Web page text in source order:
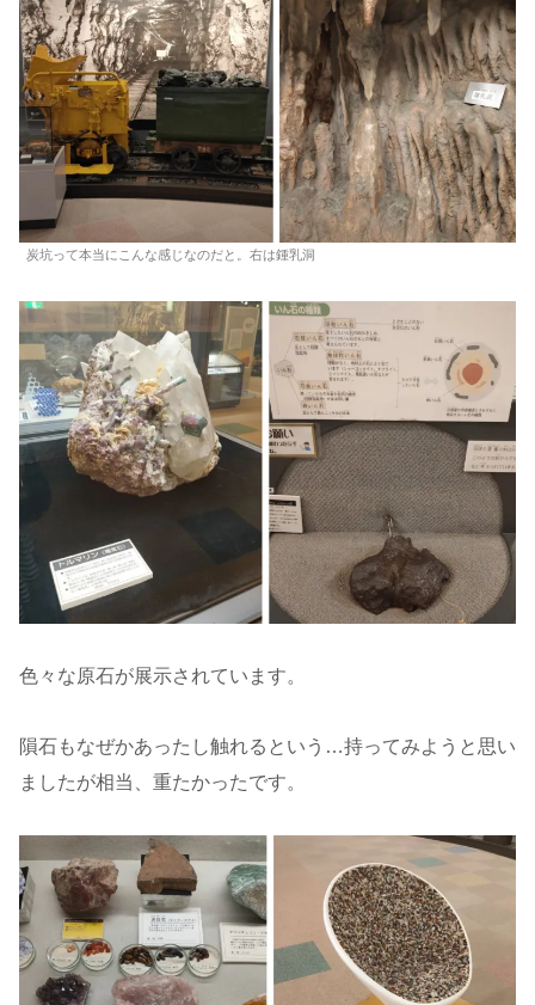
炭坑って本当にこんな感じなのだと。右は鍾乳洞
色々な原石が展示されています。
隕石もなぜかあったし触れるという…持ってみようと思い
ましたが相当、重たかったです。